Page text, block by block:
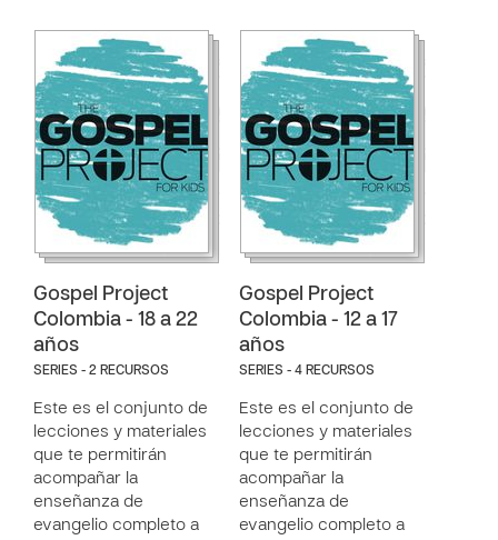
Gospel Project
Colombia - 18 a 22
años
SERIES - 2 RECURSOS
Este es el conjunto de
lecciones y materiales
que te permitirán
acompañar la
enseñanza de
evangelio completo a
Gospel Project
Colombia - 12 a 17
años
SERIES - 4 RECURSOS
Este es el conjunto de
lecciones y materiales
que te permitirán
acompañar la
enseñanza de
evangelio completo a